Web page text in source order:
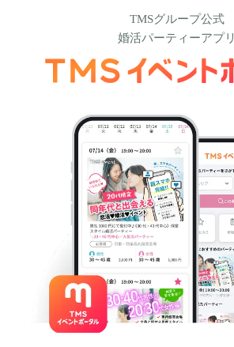
TMSグループ公式
婚活パーティーアプリ